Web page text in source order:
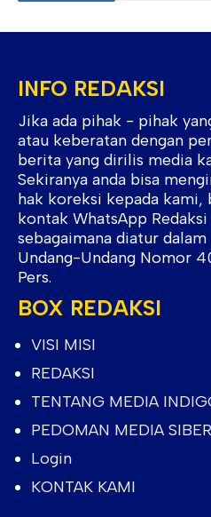
INFO REDAKSI
Jika ada pihak - pihak
atau keberatan dengan
berita yang dirilis media
Sekiranya anda bisa
hak koreksi kepada kami,
kontak WhatsApp
sebagaimana diatur dalam
Undang-Undang Nomor
Pers.
BOX REDAKSI
VISI MISI
REDAKSI
TENTANG MEDIA
PEDOMAN MEDIA SIBER
Login
KONTAK KAMI